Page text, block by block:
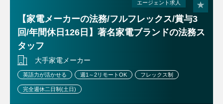
・社内法務研修の企画および実施
・内部通報窓口業務
・その他特命事項への対応 など
【業務に関する変更の範囲】
事業や所属部門の状況の変化等により、会社の指示する職務
内容へ変更することがあります
エージェント求人
【家電メーカーの法務/フルフレックス/賞与3
回/年間休日126日】著名家電ブランドの法務ス
タッフ
大手家電メーカー
英語力が活かせる 週1～2リモートOK フレックス制
完全週休二日制(土日)